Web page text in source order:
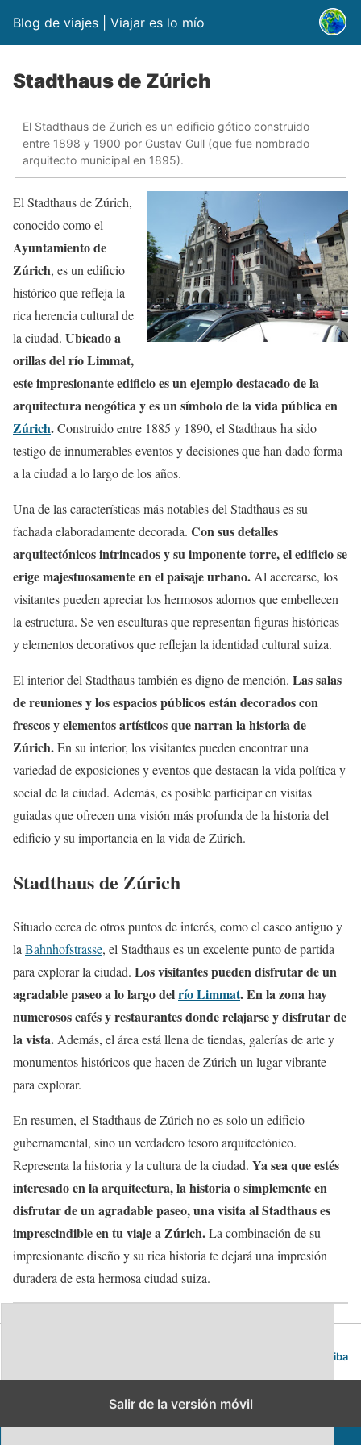
Blog de viajes | Viajar es lo mío
Stadthaus de Zúrich
El Stadthaus de Zurich es un edificio gótico construido
entre 1898 y 1900 por Gustav Gull (que fue nombrado
arquitecto municipal en 1895).
El Stadthaus de Zúrich,
conocido como el
Ayuntamiento de
Zúrich, es un edificio
histórico que refleja la
rica herencia cultural de
la ciudad. Ubicado a
orillas del río Limmat,
este impresionante edificio es un ejemplo destacado de la
arquitectura neogótica y es un símbolo de la vida pública en
Zúrich.Construido entre 1885 y 1890, el Stadthaus ha sido
testigo de innumerables eventos y decisiones que han dado forma
a la ciudad a lo largo de los años.
Una de las características más notables del Stadthaus es su
fachada elaboradamente decorada. Con sus detalles
arquitectónicos intrincados y su imponente torre, el edificio se
erige majestuosamente en el paisaje urbano. Al acercarse, los
visitantes pueden apreciar los hermosos adornos que embellecen
la estructura. Se ven esculturas que representan figuras históricas
y elementos decorativos que reflejan la identidad cultural suiza.
El interior del Stadthaus también es digno de mención. Las salas
de reuniones y los espacios públicos están decorados con
frescos y elementos artísticos que narran la historia de
Zúrich.En su interior, los visitantes pueden encontrar una
variedad de exposiciones y eventos que destacan la vida política y
social de la ciudad. Además, es posible participar en visitas
guiadas que ofrecen una visión más profunda de la historia del
edificio y su importancia en la vida de Zúrich.
Stadthaus de Zúrich
Situado cerca de otros puntos de interés, como el casco antiguo y
la Bahnhofstrasse, el Stadthaus es un excelente punto de partida
para explorar la ciudad. Los visitantes pueden disfrutar de un
agradable paseo a lo largo delrío Limmat. En la zona hay
numerosos cafés y restaurantes donde relajarse y disfrutar de
la vista. Además, el área está llena de tiendas, galerías de arte y
monumentos históricos que hacen de Zúrich un lugar vibrante
para explorar.
En resumen, el Stadthaus de Zúrich no es solo un edificio
gubernamental, sino un verdadero tesoro arquitectónico.
Representa la historia y la cultura de la ciudad. Ya sea que estés
interesado en la arquitectura, la historia o simplemente en
disfrutar de un agradable paseo, una visita al Stadthaus es
imprescindible en tu viaje a Zúrich.La combinación de su
impresionante diseño y su rica historia te dejará una impresión
duradera de esta hermosa ciudad suiza.
Volver arriba
Salir de la versión móvil